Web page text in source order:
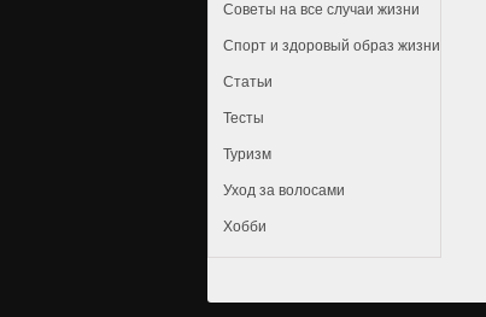
Советы на все случаи жизни
Спорт и здоровый образ жизни
Статьи
Тесты
Туризм
Уход за волосами
Хобби